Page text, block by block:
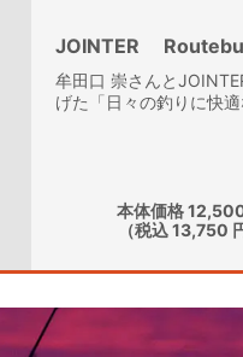
JOINTER
牟田口 崇さんと
げた「日々の釣りに快適
本体価格
（税込 13,750